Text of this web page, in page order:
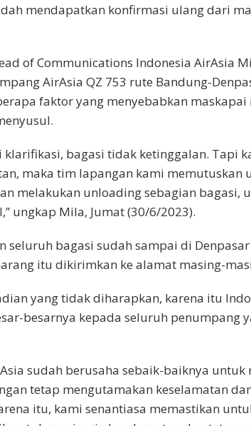
mendapatkan konfirmasi ulang dari
of Communications Indonesia AirAsia
AirAsia QZ 753 rute Bandung-
faktor yang menyebabkan
klarifikasi, bagasi tidak ketinggalan. Tapi
maka tim lapangan kami memutuskan
melakukan unloading sebagian bagasi,
ungkap Mila, Jumat (30/6/2023).
seluruh bagasi sudah sampai di
itu dikirimkan ke alamat masing-
yang tidak diharapkan, karena itu
besarnya kepada seluruh penumpang
sudah berusaha sebaik-baiknya untuk
tetap mengutamakan keselamatan
itu, kami senantiasa memastikan